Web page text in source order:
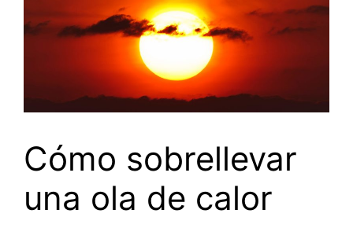
Cómo sobrellevar
una ola de calor